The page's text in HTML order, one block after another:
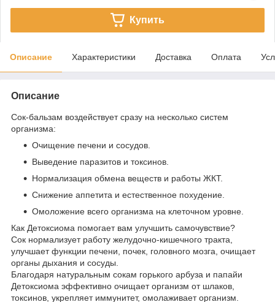
Купить
Описание Характеристики Доставка Оплата
Описание
Сок-бальзам воздействует сразу на несколько систем
организма:
Очищение печени и сосудов.
Выведение паразитов и токсинов.
Нормализация обмена веществ и работы ЖКТ.
Снижение аппетита и естественное похудение.
Омоложение всего организма на клеточном уровне.
Как Детоксиома помогает вам улучшить самочувствие?
Сок нормализует работу желудочно-кишечного тракта,
улучшает функции печени, почек, головного мозга, очищает
органы дыхания и сосуды.
Благодаря натуральным сокам горького арбуза и папайи
Детоксиома эффективно очищает организм от шлаков,
токсинов, укрепляет иммунитет, омолаживает организм.